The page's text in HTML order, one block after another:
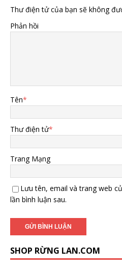
Thư điện tử của bạn sẽ không
Phản hồi
Tên*
Thư điện tử*
Trang Mạng
Lưu tên, email và trang web
lần bình luận sau.
SHOP RỪNG LAN.COM